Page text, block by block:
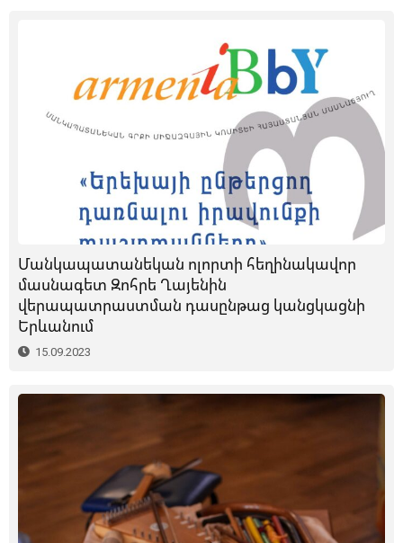
Մանկապատանեկան ոլորտի հեղինակավոր
մասնագետ Զոհրե Ղայենին
վերապատրաստման դասընթաց կանցկացնի
Երևանում
15.09.2023